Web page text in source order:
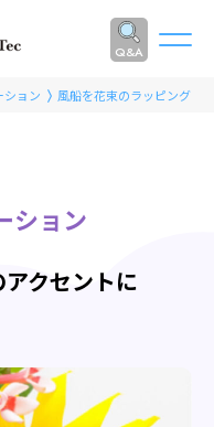
Q&A
ション 風船を花束のラッピングの
ション
クセントに